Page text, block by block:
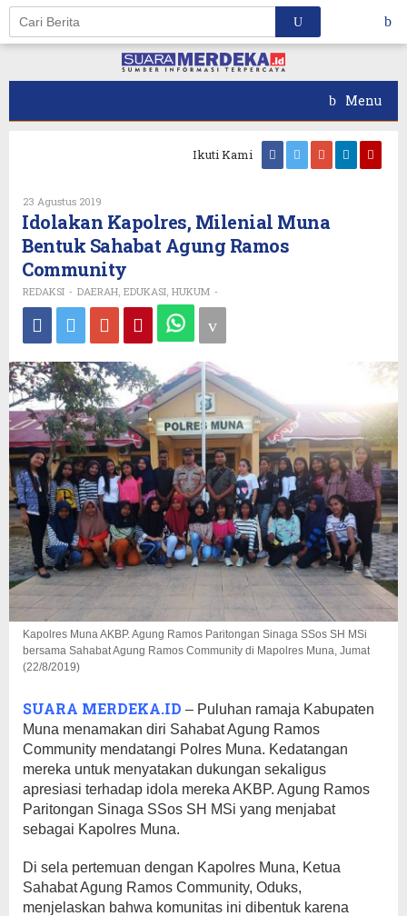
Skip
content
Menu
Ikuti Kami
23 Agustus 2019
REDAKSI
Idolakan Kapolres, Milenial Muna
Bentuk Sahabat Agung Ramos
Community
REDAKSI - DAERAH EDUKASI HUKUM -
Kapolres Muna AKBP. Agung Ramos Paritongan Sinaga SSos SH MSi
bersama Sahabat Agung Ramos Community di Mapolres Muna, Jumat
(22/8/2019)
SUARA MERDEKA.ID – Puluhan ramaja Kabupaten
Muna menamakan diri Sahabat Agung Ramos
Community mendatangi Polres Muna. Kedatangan
mereka untuk menyatakan dukungan sekaligus
apresiasi terhadap idola mereka AKBP. Agung Ramos
Paritongan Sinaga SSos SH MSi yang menjabat
sebagai Kapolres Muna.
Di sela pertemuan dengan Kapolres Muna, Ketua
Sahabat Agung Ramos Community, Oduks,
menjelaskan bahwa komunitas ini dibentuk karena